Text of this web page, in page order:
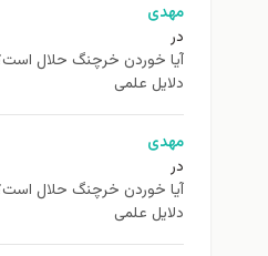
مهدی
در
آیا خوردن خرچنگ حلال
دلایل علمی
مهدی
در
آیا خوردن خرچنگ حلال
دلایل علمی